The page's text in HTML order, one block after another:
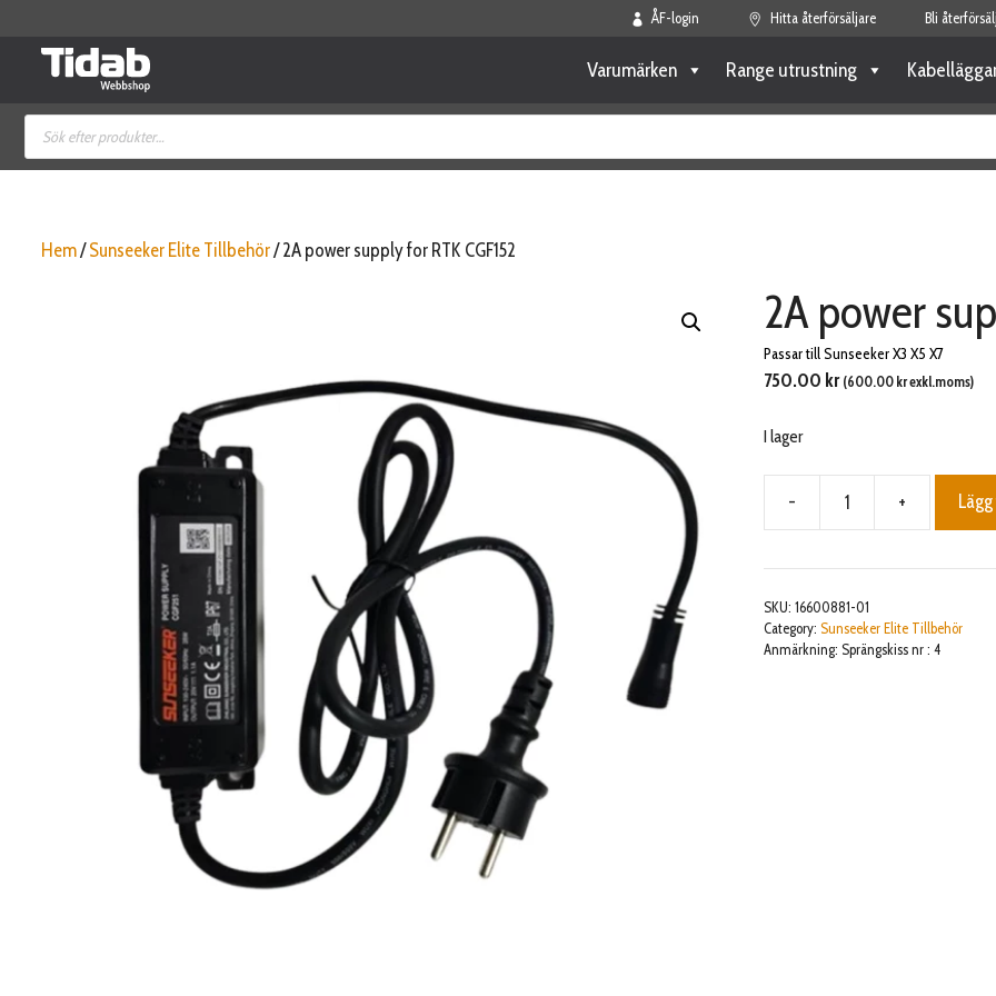
ÅF-login Hitta återförsäljare Bli
Varumärken Range utrustning
Produktsökning
Hem/Sunseeker Elite Tillbehör/ 2A power supply for RTK CGF152
2A power
Passar till Sunseeker X3 X5 X7
750.00 kr (600.00 krexkl.moms)
I lager
-
supply
for
RTK
CGF152
+
SKU: 16600881-01
Category: Sunseeker Elite Tillbehör
Anmärkning: Sprängskiss nr : 4